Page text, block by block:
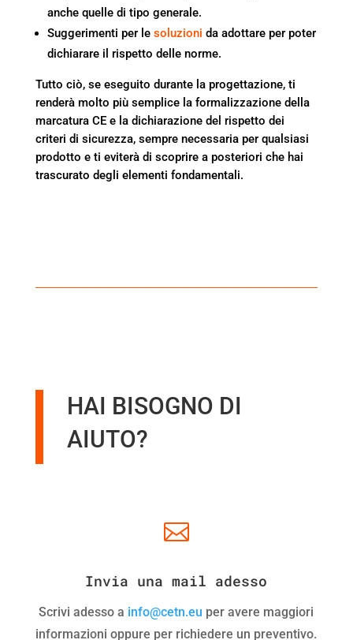
anche quelle di tipo generale.
Suggerimenti per le soluzioni da adottare per poter
dichiarare il rispetto delle norme.
Tutto ciò, se eseguito durante la progettazione, ti
renderà molto più semplice la formalizzazione della
marcatura CE e la dichiarazione del rispetto dei
criteri di sicurezza, sempre necessaria per qualsiasi
prodotto e ti eviterà di scoprire a posteriori che hai
trascurato degli elementi fondamentali.
HAI BISOGNO DI
AIUTO?

Invia una mail adesso
Scrivi adesso a info@cetn.eu per avere maggiori
informazioni oppure per richiedere un preventivo.